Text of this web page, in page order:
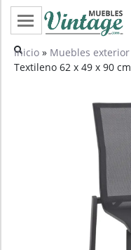
Categorías
Inicio » Muebles exterior
Textileno 62 x 49 x 90 cm